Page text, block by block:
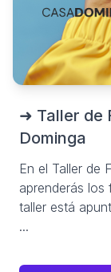
➜ Taller de
Dominga
En el Taller de
aprenderás
taller está
...